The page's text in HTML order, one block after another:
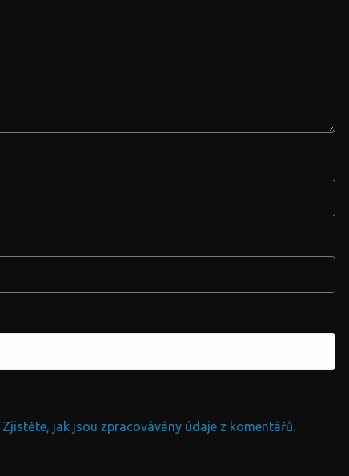
Zjistěte, jak jsou zpracovávány údaje z komentářů.